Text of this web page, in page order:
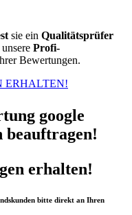
sie ein Qualitätsprüfer
unsere Profi-
Bewertungen.
ERHALTEN!
google
beauftragen!
erhalten!
bitte direkt an Ihren